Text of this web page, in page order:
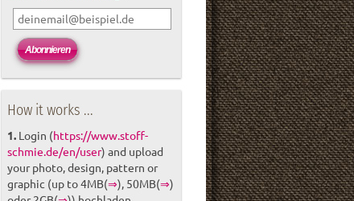
How it works ...
1. Login (https://www.stoff-
schmie.de/en/user) and upload
your photo, design, pattern or
graphic (up to 4MB(⇒), 50MB(⇒)